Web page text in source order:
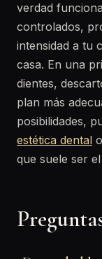
verdad
controlados,
intensidad a tu
casa. En una
dientes,
plan más
posibilidades,
estética dental
que suele ser